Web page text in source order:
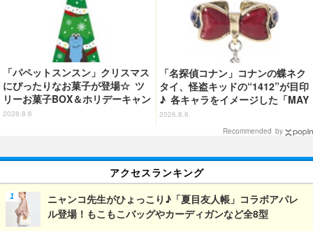
「パペットスンスン」クリスマス
にぴったりなお菓子が登場☆ ツ
リーお菓子BOX＆ホリデーキャン
ディ
2026.8.6
「名探偵コナン」コナンの蝶ネク
タイ、怪盗キッドの“1412”が目印
♪ 各キャラをイメージした「MAY
LA」リングセットがセール中
2026.8.6
Recommended by
アクセスランキング
ニャンコ先生がひょっこり♪「夏目友人帳」コラボアパレ
ル登場！もこもこバッグやカーディガンなど全8型